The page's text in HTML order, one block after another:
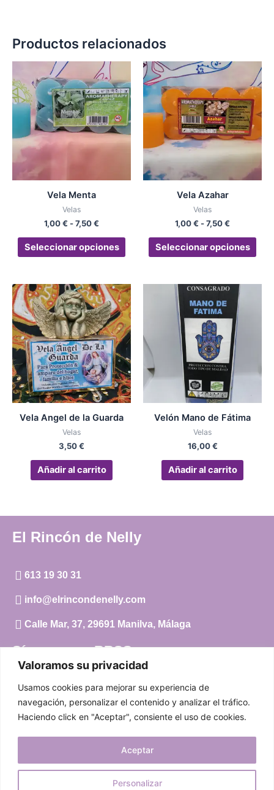
Valoramos su privacidad
Usamos cookies para mejorar su experiencia de
navegación, personalizar el contenido y analizar el tráfico.
Haciendo click en "Aceptar", consiente el uso de cookies.
Personalizar
Aceptar
Productos relacionados
Vela Menta
Velas
1,00€ -7,50€
Rango
de
precios:
desde
1,00 €
hasta
7,50 €
Seleccionar opciones
Este
producto
tiene
múltiples
variantes.
Las
opciones
de
Vela Azahar
Velas
1,00€ -7,50€
Rango
precios:
desde
1,00 €
hasta
7,50 €
Seleccionar opciones
Este
Las
se
de
Vela Angel de la Guarda
Velas
3,50€
Añadir al carrito
Velón Mano de Fátima
Velas
16,00€
Añadir al carrito
El Rincón de Nelly
613 19 30 31
info@elrincondenelly.com
Calle Mar, 37, 29691 Manilva, Málaga
Síguenos en RRSS
Facebook
Política de privacidad